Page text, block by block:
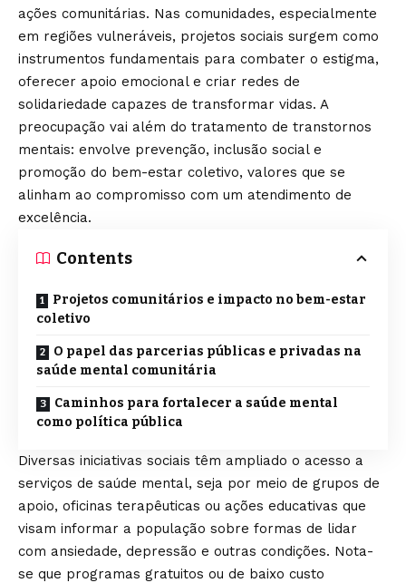
ações comunitárias. Nas comunidades, especialmente
em regiões vulneráveis, projetos sociais surgem como
instrumentos fundamentais para combater o estigma,
oferecer apoio emocional e criar redes de
solidariedade capazes de transformar vidas. A
preocupação vai além do tratamento de transtornos
mentais: envolve prevenção, inclusão social e
promoção do bem-estar coletivo, valores que se
alinham ao compromisso com um atendimento de
excelência.
Contents
Projetos comunitários e impacto no bem-estar
coletivo
O papel das parcerias públicas e privadas na
saúde mental comunitária
Caminhos para fortalecer a saúde mental
como política pública
Diversas iniciativas sociais têm ampliado o acesso a
serviços de saúde mental, seja por meio de grupos de
apoio, oficinas terapêuticas ou ações educativas que
visam informar a população sobre formas de lidar
com ansiedade, depressão e outras condições. Nota-
se que programas gratuitos ou de baixo custo